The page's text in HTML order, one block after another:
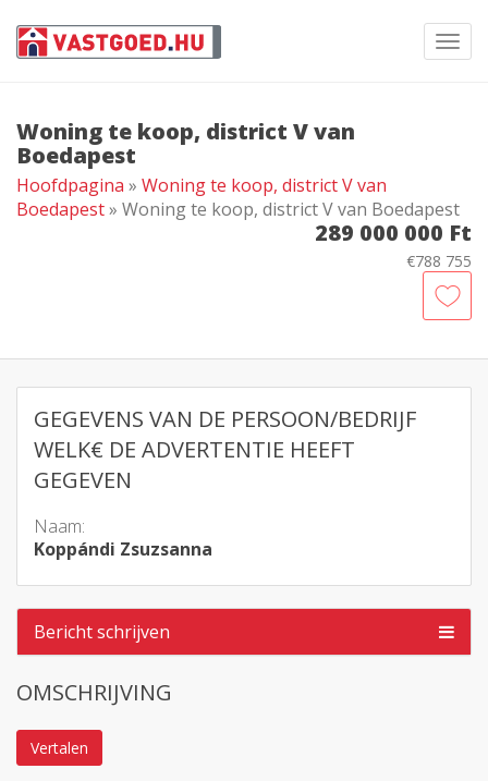
Woning te koop, district V van
Boedapest
Hoofdpagina » Woning te koop, district V van
Boedapest» Woning te koop, district V van Boedapest
289 000 000 Ft
€788 755
GEGEVENS VAN DE PERSOON/BEDRIJF
WELK€ DE ADVERTENTIE HEEFT
GEGEVEN
Naam:
Koppándi Zsuzsanna
Bericht schrijven
OMSCHRIJVING
Vertalen